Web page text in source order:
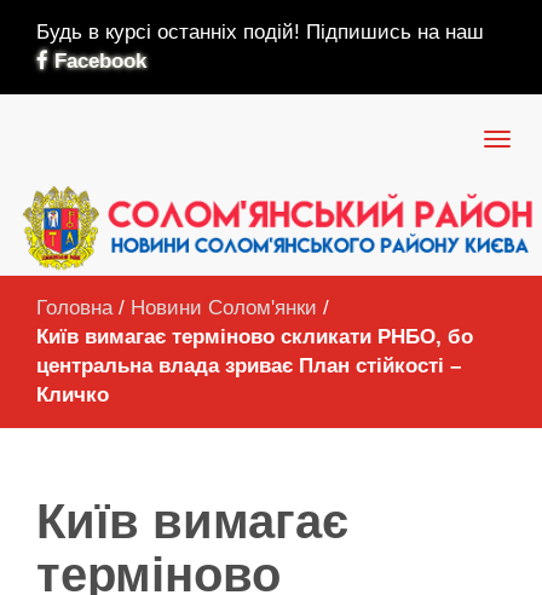
Будь в курсі останніх подій! Підпишись на наш
Facebook
Головна / Новини Солом'янки /
Київ вимагає терміново скликати РНБО, бо
центральна влада зриває План стійкості –
Кличко
Київ вимагає
терміново